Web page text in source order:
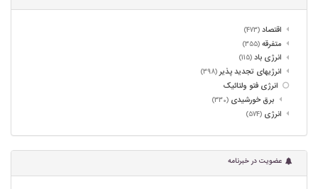
اقتصاد (473)
متفرقه (355)
انرژی باد (115)
انرژیهای تجدید پذیر (398)
انرژی فتو ولتائیک
برق خورشیدی (330)
انرژی (574)
عضویت در خبرنامه